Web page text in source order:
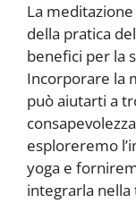
La
della pratica
benefici per la
Incorporare la
può aiutarti a
esploreremo
yoga e
integrarla